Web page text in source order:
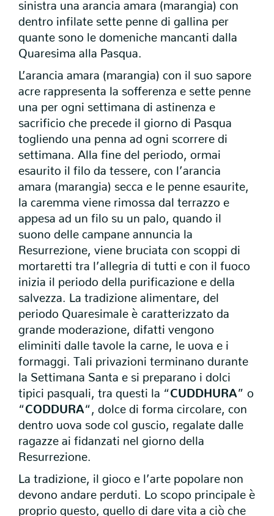
sinistra una arancia amara (marangia) con
dentro infilate sette penne di gallina per
quante sono le domeniche mancanti dalla
Quaresima alla Pasqua.
L’arancia amara (marangia) con il suo sapore
acre rappresenta la sofferenza e sette penne
una per ogni settimana di astinenza e
sacrificio che precede il giorno di Pasqua
togliendo una penna ad ogni scorrere di
settimana. Alla fine del periodo, ormai
esaurito il filo da tessere, con l’arancia
amara (marangia) secca e le penne esaurite,
la caremma viene rimossa dal terrazzo e
appesa ad un filo su un palo, quando il
suono delle campane annuncia la
Resurrezione, viene bruciata con scoppi di
mortaretti tra l’allegria di tutti e con il fuoco
inizia il periodo della purificazione e della
salvezza. La tradizione alimentare, del
periodo Quaresimale è caratterizzato da
grande moderazione, difatti vengono
eliminiti dalle tavole la carne, le uova e i
formaggi. Tali privazioni terminano durante
la Settimana Santa e si preparano i dolci
tipici pasquali, tra questi la “ CUDDHURA ” o
“ CODDURA “, dolce di forma circolare, con
dentro uova sode col guscio, regalate dalle
ragazze ai fidanzati nel giorno della
Resurrezione.
La tradizione, il gioco e l’arte popolare non
devono andare perduti. Lo scopo principale è
proprio questo, quello di dare vita a ciò che